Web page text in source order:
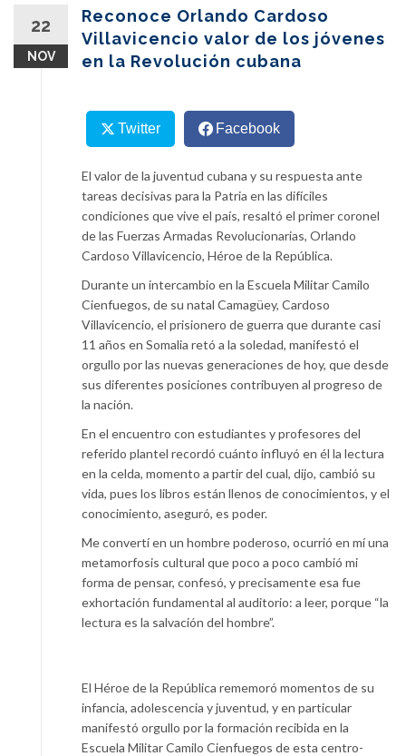
22
NOV
Reconoce Orlando Cardoso
Villavicencio valor de los jóvenes
en la Revolución cubana
Twitter Facebook
El valor de la juventud cubana y su respuesta ante
tareas decisivas para la Patria en las difíciles
condiciones que vive el país, resaltó el primer coronel
de las Fuerzas Armadas Revolucionarias, Orlando
Cardoso Villavicencio, Héroe de la República.
Durante un intercambio en la Escuela Militar Camilo
Cienfuegos, de su natal Camagüey, Cardoso
Villavicencio, el prisionero de guerra que durante casi
11 años en Somalia retó a la soledad, manifestó el
orgullo por las nuevas generaciones de hoy, que desde
sus diferentes posiciones contribuyen al progreso de
la nación.
En el encuentro con estudiantes y profesores del
referido plantel recordó cuánto influyó en él la lectura
en la celda, momento a partir del cual, dijo, cambió su
vida, pues los libros están llenos de conocimientos, y el
conocimiento, aseguró, es poder.
Me convertí en un hombre poderoso, ocurrió en mí una
metamorfosis cultural que poco a poco cambió mi
forma de pensar, confesó, y precisamente esa fue
exhortación fundamental al auditorio: a leer, porque “la
lectura es la salvación del hombre”.
El Héroe de la República rememoró momentos de su
infancia, adolescencia y juventud, y en particular
manifestó orgullo por la formación recibida en la
Escuela Militar Camilo Cienfuegos de esta centro-